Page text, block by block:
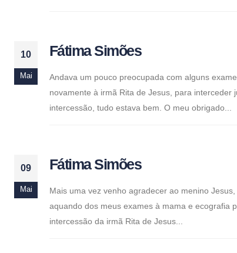
10
Mai
Fátima Simões
Andava um pouco preocupada com alguns
novamente à irmã Rita de Jesus, para
intercessão, tudo estava bem. O meu obrigado...
09
Mai
Fátima Simões
Mais uma vez venho agradecer ao menino
aquando dos meus exames à mama e ecografia
intercessão da irmã Rita de Jesus...